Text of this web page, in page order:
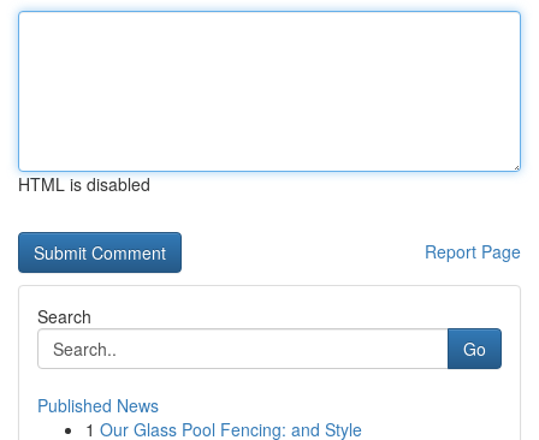
HTML is disabled
Report Page
Search
Go
Published News
1 Our Glass Pool Fencing: and Style